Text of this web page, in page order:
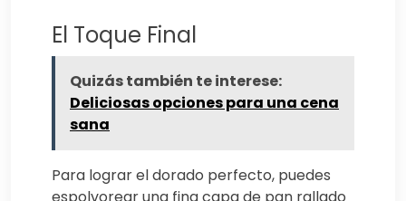
El Toque Final
Quizás también te interese:
Deliciosas opciones para una cena
sana
Para lograr el dorado perfecto, puedes
espolvorear una fina capa de pan rallado